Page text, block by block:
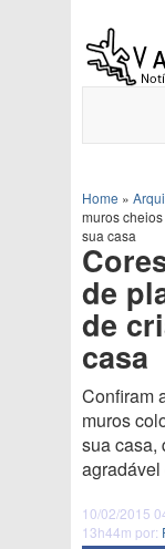
Home »
muros
sua casa
de
de
casa
Confiram
muros
sua casa,
10/02/2015
13h44m por: